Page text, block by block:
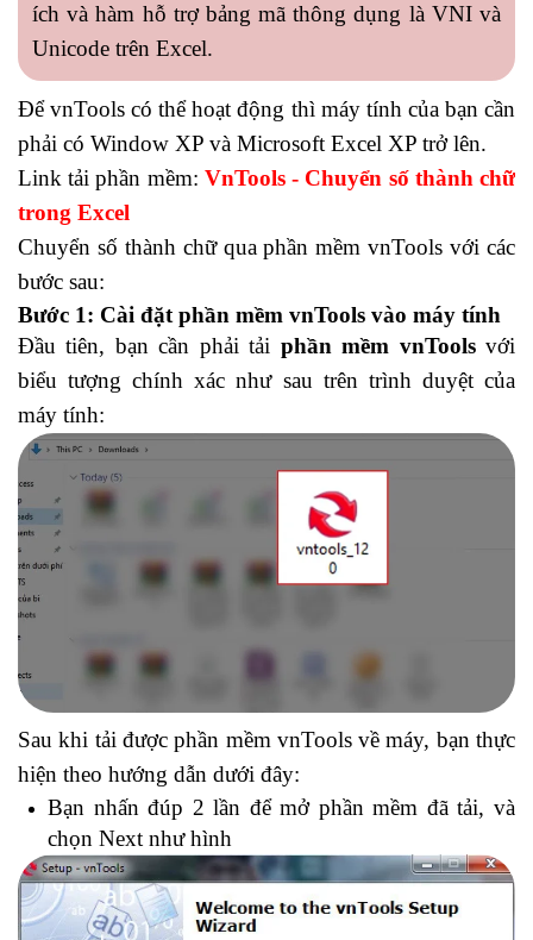
ích và hàm hỗ trợ bảng mã thông dụng là VNI và
Unicode trên Excel.
Để vnTools có thể hoạt động thì máy tính của bạn cần
phải có Window XP và Microsoft Excel XP trở lên.
Link tải phần mềm: VnTools - Chuyển số thành chữ
trong Excel
Chuyển số thành chữ qua phần mềm vnTools với các
bước sau:
Bước 1: Cài đặt phần mềm vnTools vào máy tính
Đầu tiên, bạn cần phải tải phần mềm vnToolsvới
biểu tượng chính xác như sau trên trình duyệt của
máy tính:
Sau khi tải được phần mềm vnTools về máy, bạn thực
hiện theo hướng dẫn dưới đây:
Bạn nhấn đúp 2 lần để mở phần mềm đã tải, và
chọn Next như hình